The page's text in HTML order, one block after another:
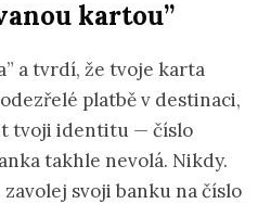
kartou”
a tvrdí, že tvoje karta
platbě v destinaci,
tvoji identitu — číslo
takhle nevolá. Nikdy.
svoji banku na číslo